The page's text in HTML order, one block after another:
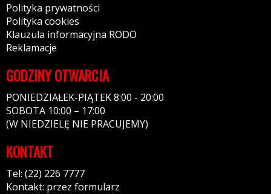
Polityka prywatności
Polityka cookies
Klauzula informacyjna RODO
Reklamacje
GODZINY OTWARCIA
PONIEDZIAŁEK-PIĄTEK 8:00 - 20:00
SOBOTA 10:00 – 17:00
(W NIEDZIELĘ NIE PRACUJEMY)
KONTAKT
Tel: (22) 226 7777
Kontakt: przez formularz